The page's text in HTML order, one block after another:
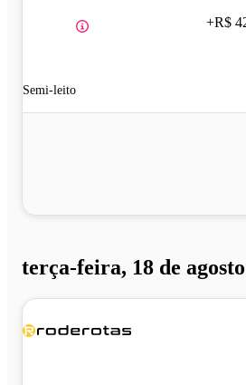
Semi-leito
+R$
terça-feira, 18 de agosto